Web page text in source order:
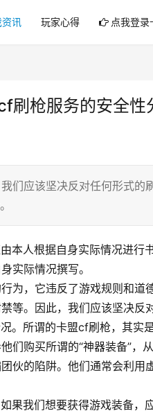
讯 玩家心得 点我登录
刷枪服务的安全性
们应该坚决反对任何形式
本人根据自身实际情况进行
实际情况撰写。
为，它违反了游戏规则和道
等。因此，我们应该坚决反
。所谓的卡盟cf刷枪，其实
们购买所谓的“神器装备”，
伙的陷阱。他们通常会利用
果我们想要获得游戏装备，